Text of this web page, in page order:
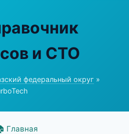
и СТО
федеральный округ »
Главная